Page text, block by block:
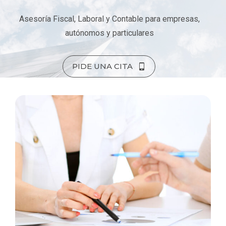
Asesoría Fiscal, Laboral y Contable para empresas,
autónomos y particulares
PIDE UNA CITA